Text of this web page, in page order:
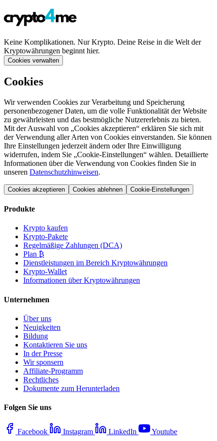
Keine Komplikationen. Nur Krypto. Deine Reise in die Welt der
Kryptowährungen beginnt hier.
Cookies verwalten
Cookies
Wir verwenden Cookies zur Verarbeitung und Speicherung
personenbezogener Daten, um die volle Funktionalität der Website
zu gewährleisten und das bestmögliche Nutzererlebnis zu bieten.
Mit der Auswahl von „Cookies akzeptieren“ erklären Sie sich mit
der Verwendung aller Arten von Cookies einverstanden. Sie können
Ihre Einstellungen jederzeit ändern oder Ihre Einwilligung
widerrufen, indem Sie „Cookie-Einstellungen“ wählen. Detaillierte
Informationen über die Verwendung von Cookies finden Sie in
unseren Datenschutzhinweisen.
Cookies akzeptieren Cookies ablehnen Cookie-Einstellungen
Produkte
Krypto kaufen
Krypto-Pakete
Regelmäßige Zahlungen (DCA)
Plan ₿
Dienstleistungen im Bereich Kryptowährungen
Krypto-Wallet
Informationen über Kryptowährungen
Unternehmen
Über uns
Neuigkeiten
Bildung
Kontaktieren Sie uns
In der Presse
Wir sponsern
Affiliate-Programm
Rechtliches
Dokumente zum Herunterladen
Folgen Sie uns
Facebook Instagram LinkedIn Youtube